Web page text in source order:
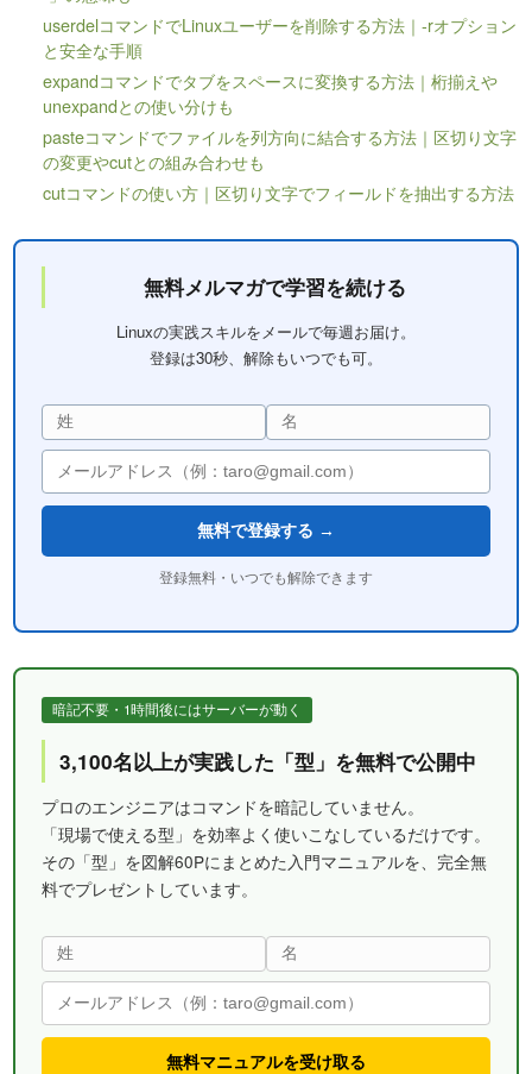
userdelコマンドでLinuxユーザーを削除する方法｜-rオプション
と安全な手順
expandコマンドでタブをスペースに変換する方法｜桁揃えや
unexpandとの使い分けも
pasteコマンドでファイルを列方向に結合する方法｜区切り文字
の変更やcutとの組み合わせも
cutコマンドの使い方｜区切り文字でフィールドを抽出する方法
無料メルマガで学習を続ける
Linuxの実践スキルをメールで毎週お届け。
登録は30秒、解除もいつでも可。
無料で登録する →
登録無料・いつでも解除できます
暗記不要・1時間後にはサーバーが動く
3,100名以上が実践した「型」を無料で公開中
プロのエンジニアはコマンドを暗記していません。
「現場で使える型」を効率よく使いこなしているだけです。
その「型」を図解60Pにまとめた入門マニュアルを、完全無
料でプレゼントしています。
無料マニュアルを受け取る